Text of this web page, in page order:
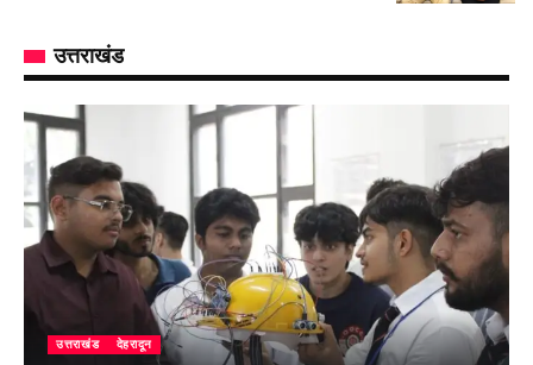
उत्तराखंड
उत्तराखंड देहरादून